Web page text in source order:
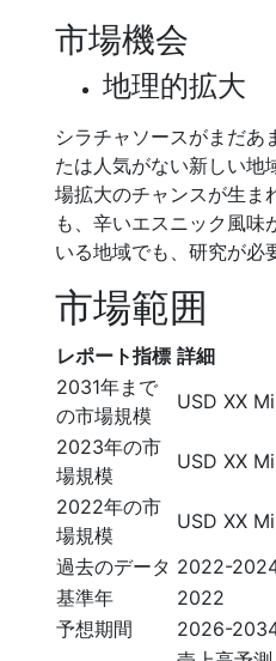
市場機会
地理的拡大
シラチャソースがまだあ
たは人気がない新しい地
場拡大のチャンスが生ま
も、辛いエスニック風味
いる地域でも、研究が必
市場範囲
レポート指標 詳細
2031年まで
の市場規模
USD XX
2023年の市
場規模
USD XX
2022年の市
場規模
USD XX
過去のデータ 2022-
基準年
2022
予想期間
2026-